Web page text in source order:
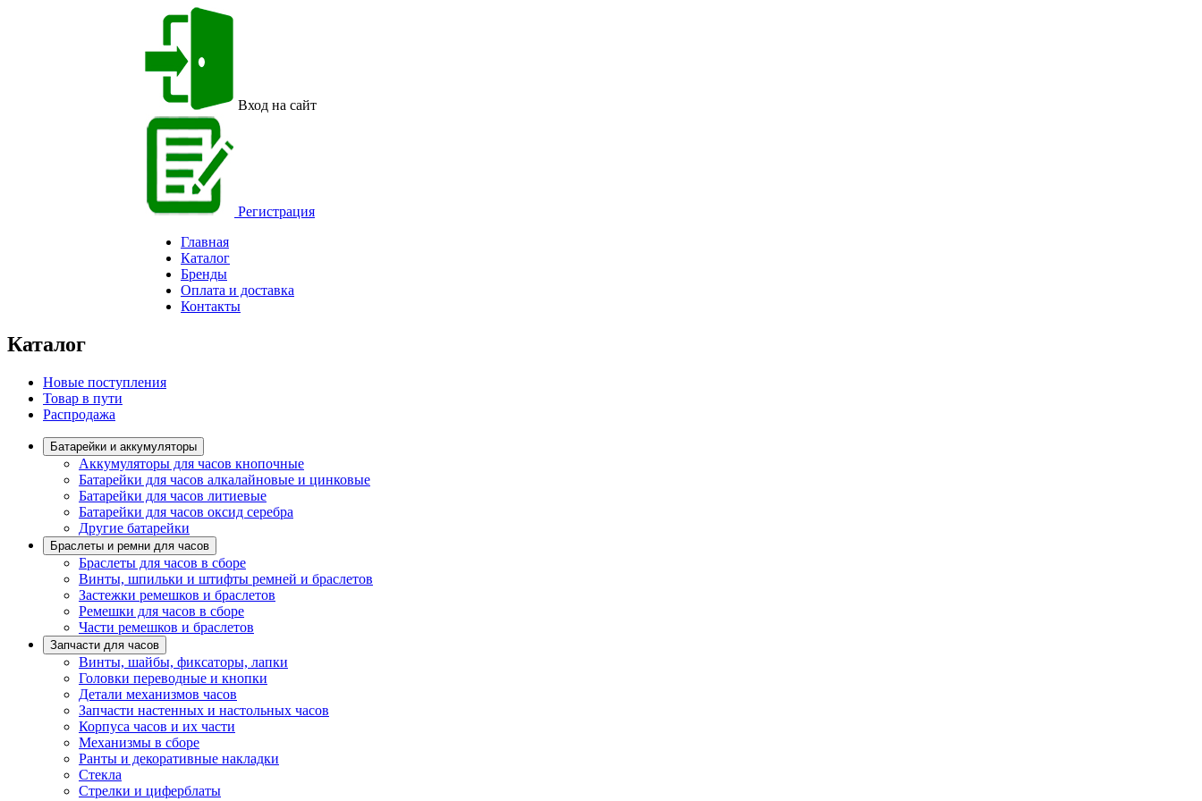
Вход на сайт
Регистрация
Главная
Каталог
Бренды
Оплата и доставка
Контакты
Каталог
Новые поступления
Товар в пути
Распродажа
Батарейки и аккумуляторы
Аккумуляторы для часов кнопочные
Батарейки для часов алкалайновые и цинковые
Батарейки для часов литиевые
Батарейки для часов оксид серебра
Другие батарейки
Браслеты и ремни для часов
Браслеты для часов в сборе
Винты, шпильки и штифты ремней и браслетов
Застежки ремешков и браслетов
Ремешки для часов в сборе
Части ремешков и браслетов
Запчасти для часов
Винты, шайбы, фиксаторы, лапки
Головки переводные и кнопки
Детали механизмов часов
Запчасти настенных и настольных часов
Корпуса часов и их части
Механизмы в сборе
Ранты и декоративные накладки
Стекла
Стрелки и циферблаты